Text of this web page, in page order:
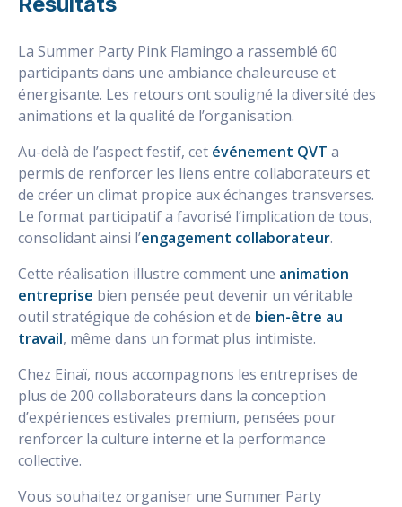
La Summer Party Pink Flamingo a rassemblé 60
participants dans une ambiance chaleureuse et
énergisante. Les retours ont souligné la diversité des
animations et la qualité de l’organisation.
Au-delà de l’aspect festif, cet événement QVT a
permis de renforcer les liens entre collaborateurs et
de créer un climat propice aux échanges transverses.
Le format participatif a favorisé l’implication de tous,
consolidant ainsi l’engagement collaborateur.
Cette réalisation illustre comment une animation
entreprise bien pensée peut devenir un véritable
outil stratégique de cohésion et de bien-être au
travail, même dans un format plus intimiste.
Chez Einaï, nous accompagnons les entreprises de
plus de 200 collaborateurs dans la conception
d’expériences estivales premium, pensées pour
renforcer la culture interne et la performance
collective.
Vous souhaitez organiser une Summer Party